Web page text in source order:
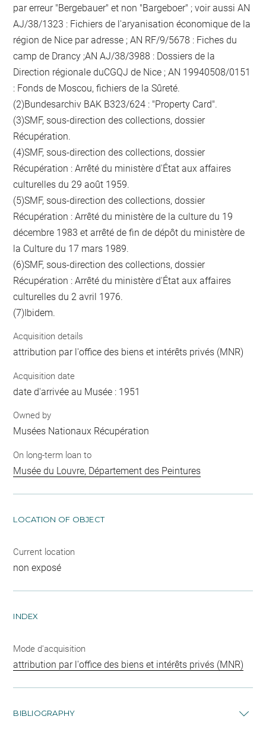
par erreur "Bergebauer" et non "Bargeboer" ; voir aussi AN
AJ/38/1323 : Fichiers de l'aryanisation économique de la
région de Nice par adresse ; AN RF/9/5678 : Fiches du
camp de Drancy ;AN AJ/38/3988 : Dossiers de la
Direction régionale duCGQJ de Nice ; AN 19940508/0151
: Fonds de Moscou, fichiers de la Sûreté.
(2)Bundesarchiv BAK B323/624 : "Property Card".
(3)SMF, sous-direction des collections, dossier
Récupération.
(4)SMF, sous-direction des collections, dossier
Récupération : Arrêté du ministère d'État aux affaires
culturelles du 29 août 1959.
(5)SMF, sous-direction des collections, dossier
Récupération : Arrêté du ministère de la culture du 19
décembre 1983 et arrêté de fin de dépôt du ministère de
la Culture du 17 mars 1989.
(6)SMF, sous-direction des collections, dossier
Récupération : Arrêté du ministère d'État aux affaires
culturelles du 2 avril 1976.
(7)Ibidem.
Acquisition details
attribution par l'office des biens et intérêts privés (MNR)
Acquisition date
date d'arrivée au Musée : 1951
Owned by
Musées Nationaux Récupération
On long-term loan to
Musée du Louvre, Département des Peintures
LOCATION OF OBJECT
Current location
non exposé
INDEX
Mode d'acquisition
attribution par l'office des biens et intérêts privés (MNR)
BIBLIOGRAPHY